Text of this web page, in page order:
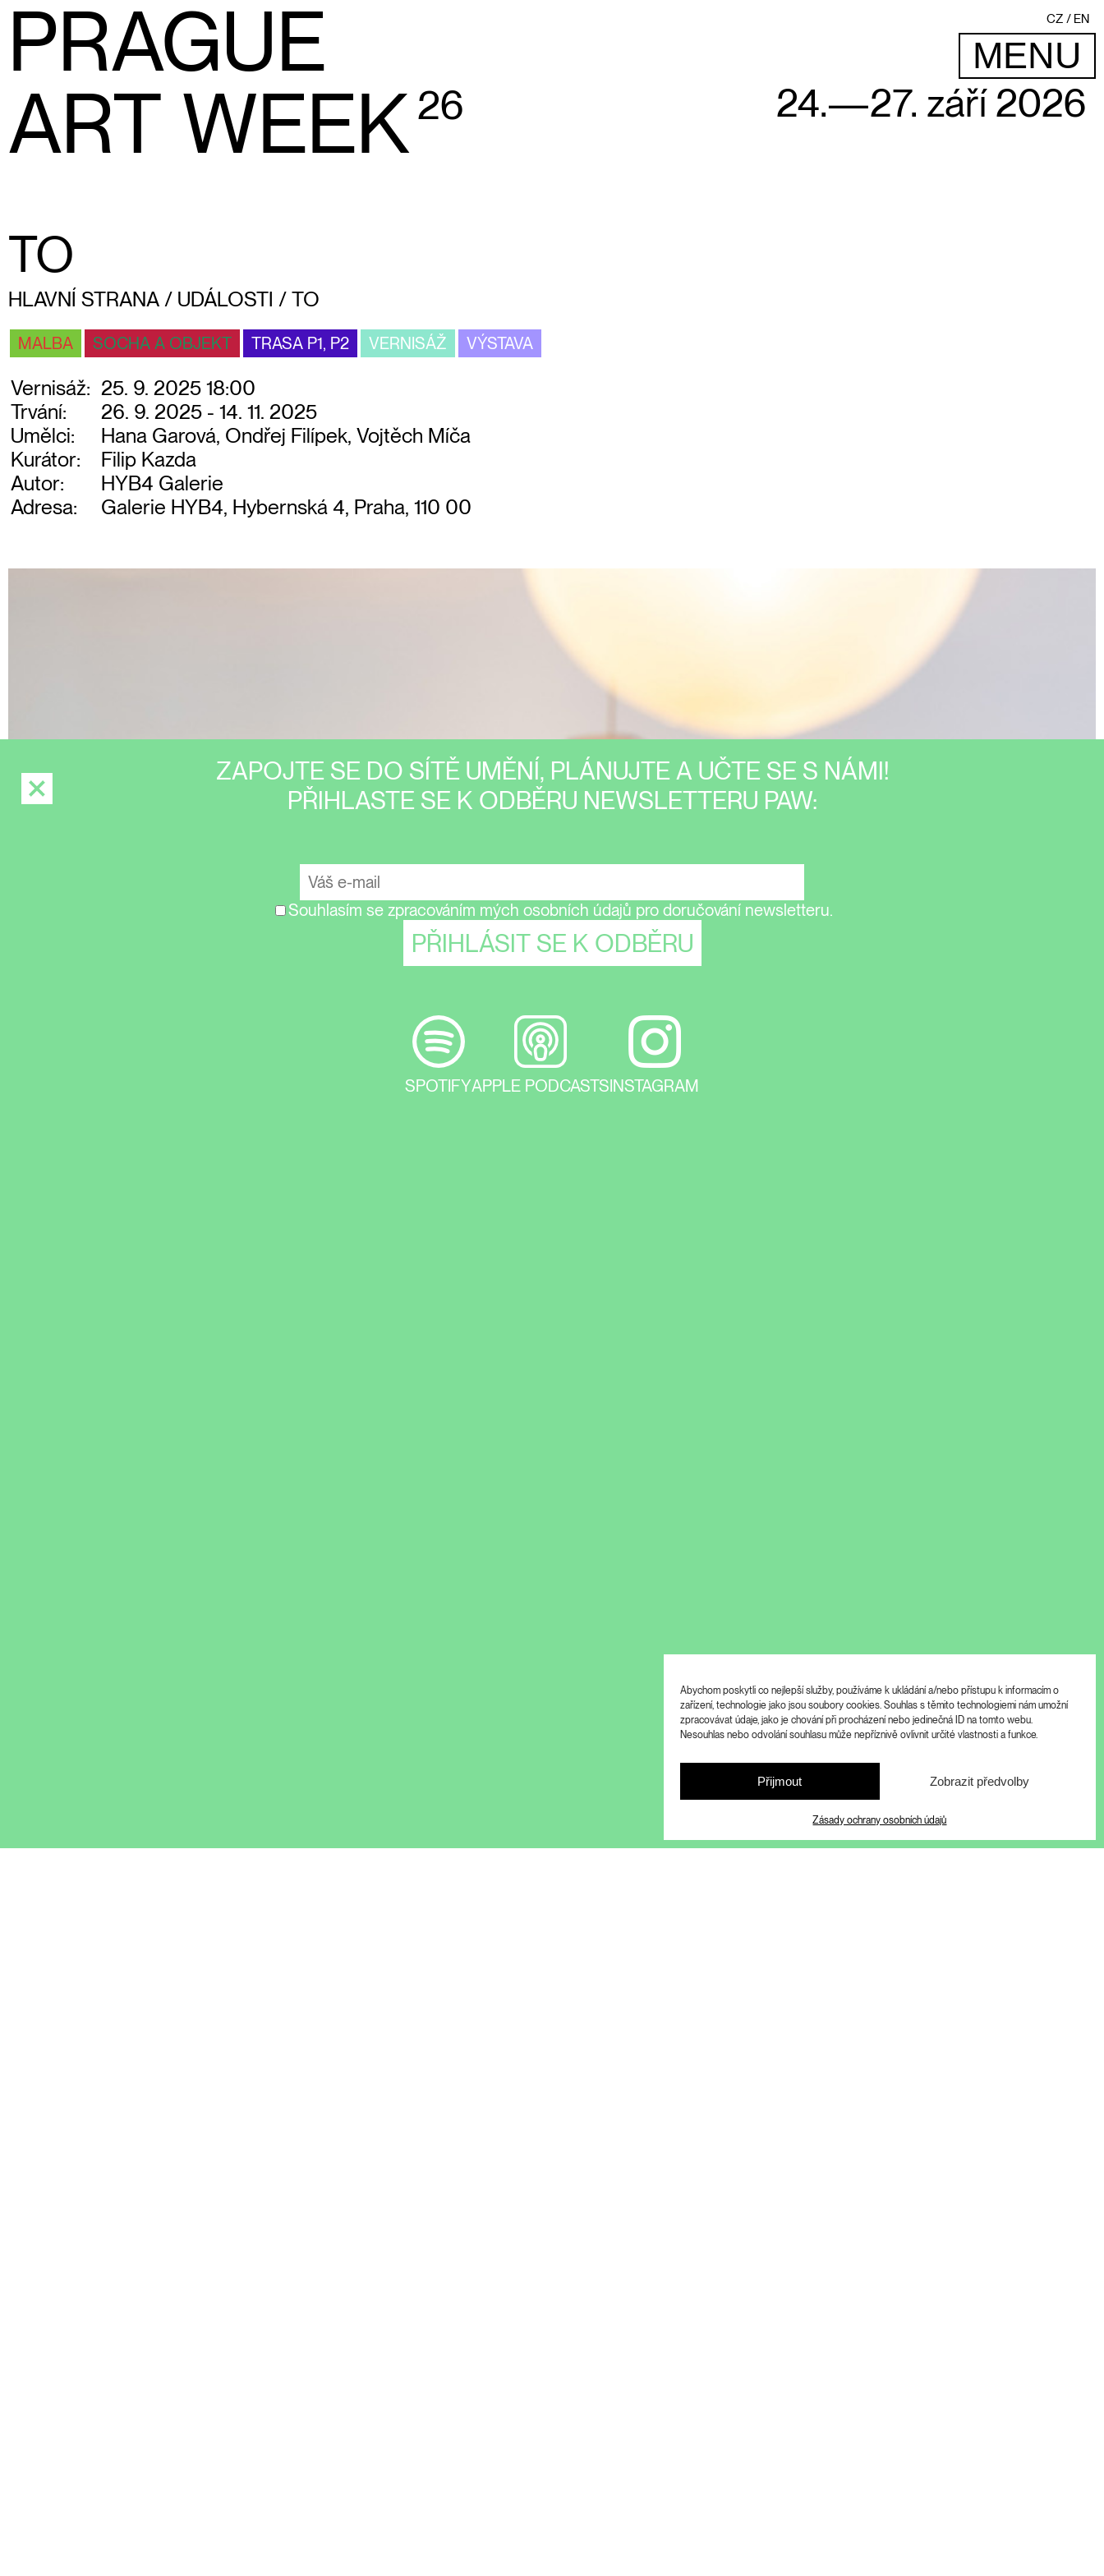
Abychom poskytli co nejlepší služby, používáme k ukládání a/nebo přístupu k informacím o
zařízení, technologie jako jsou soubory cookies. Souhlas s těmito technologiemi nám umožní
zpracovávat údaje, jako je chování při procházení nebo jedinečná ID na tomto webu.
Nesouhlas nebo odvolání souhlasu může nepříznivě ovlivnit určité vlastnosti a funkce.
Přijmout Zobrazit předvolby
Zásady ochrany osobních údajů
PRAGUE
ART WEEK26 24.—27. září 2026
CZ EN
MENU
TO
HLAVNÍ STRANA / UDÁLOSTI / TO
MALBA SOCHA A OBJEKT TRASA P1, P2 VERNISÁŽ VÝSTAVA
Vernisáž: 25. 9. 2025 18:00
Trvání:
26. 9. 2025 - 14. 11. 2025
Umělci:
Hana Garová, Ondřej Filípek, Vojtěch Míča
Kurátor:
Filip Kazda
Autor:
HYB4 Galerie
Adresa:
Galerie HYB4, Hybernská 4, Praha, 110 00
ZAPOJTE SE DO SÍTĚ UMĚNÍ, PLÁNUJTE A UČTE SE S NÁMI!
PŘIHLASTE SE K ODBĚRU NEWSLETTERU PAW:
Souhlasím se zpracováním mých osobních údajů pro doručování newsletteru.
SPOTIFYAPPLE PODCASTSINSTAGRAM